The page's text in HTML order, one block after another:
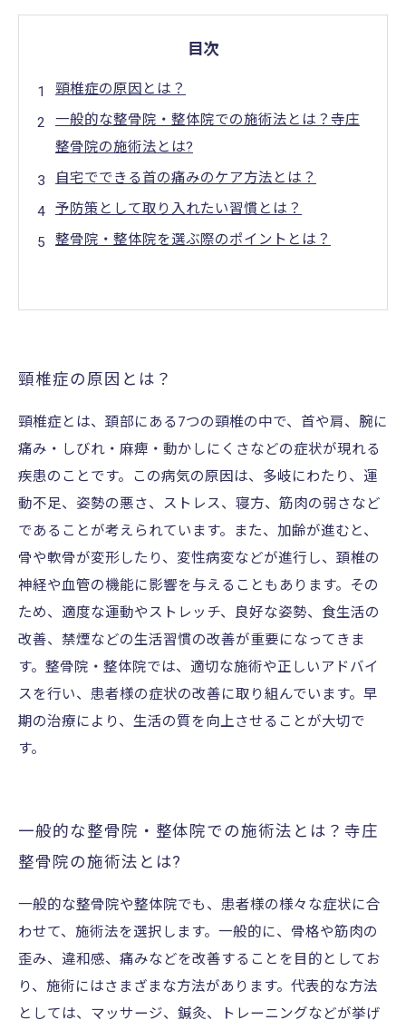
目次
頸椎症の原因とは？
一般的な整骨院・整体院での施術法とは？寺庄
整骨院の施術法とは?
自宅でできる首の痛みのケア方法とは？
予防策として取り入れたい習慣とは？
整骨院・整体院を選ぶ際のポイントとは？
頸椎症の原因とは？
頸椎症とは、頚部にある7つの頸椎の中で、首や肩、腕に
痛み・しびれ・麻痺・動かしにくさなどの症状が現れる
疾患のことです。この病気の原因は、多岐にわたり、運
動不足、姿勢の悪さ、ストレス、寝方、筋肉の弱さなど
であることが考えられています。また、加齢が進むと、
骨や軟骨が変形したり、変性病変などが進行し、頚椎の
神経や血管の機能に影響を与えることもあります。その
ため、適度な運動やストレッチ、良好な姿勢、食生活の
改善、禁煙などの生活習慣の改善が重要になってきま
す。整骨院・整体院では、適切な施術や正しいアドバイ
スを行い、患者様の症状の改善に取り組んでいます。早
期の治療により、生活の質を向上させることが大切で
す。
一般的な整骨院・整体院での施術法とは？寺庄
整骨院の施術法とは?
一般的な整骨院や整体院でも、患者様の様々な症状に合
わせて、施術法を選択します。一般的に、骨格や筋肉の
歪み、違和感、痛みなどを改善することを目的としてお
り、施術にはさまざまな方法があります。代表的な方法
としては、マッサージ、鍼灸、トレーニングなどが挙げ